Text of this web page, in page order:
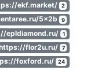
ekf.market/ 2
5x2b 9
epldiamond.ru/ 1
flor2u.ru/ 7
foxford.ru/ 24